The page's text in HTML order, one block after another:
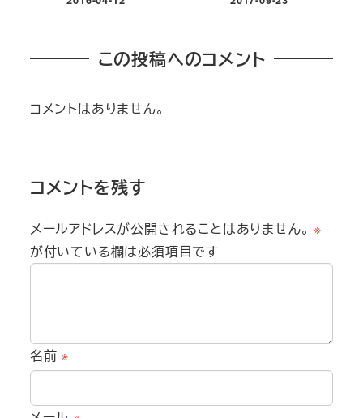
投稿日
投稿日
この投稿へのコメント
コメントはありません。
コメントを残す
メールアドレスが公開されることはありません。 ※
が付いている欄は必須項目です
名前※